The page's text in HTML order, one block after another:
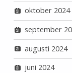
oktober 2024
september
augusti 2024
juni 2024